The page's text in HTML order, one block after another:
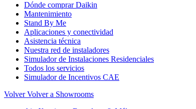
Dónde comprar Daikin
Mantenimiento
Stand By Me
Aplicaciones y conectividad
Asistencia técnica
Nuestra red de instaladores
Simulador de Instalaciones Residenciales
Todos los servicios
Simulador de Incentivos CAE
Volver Volver a Showrooms